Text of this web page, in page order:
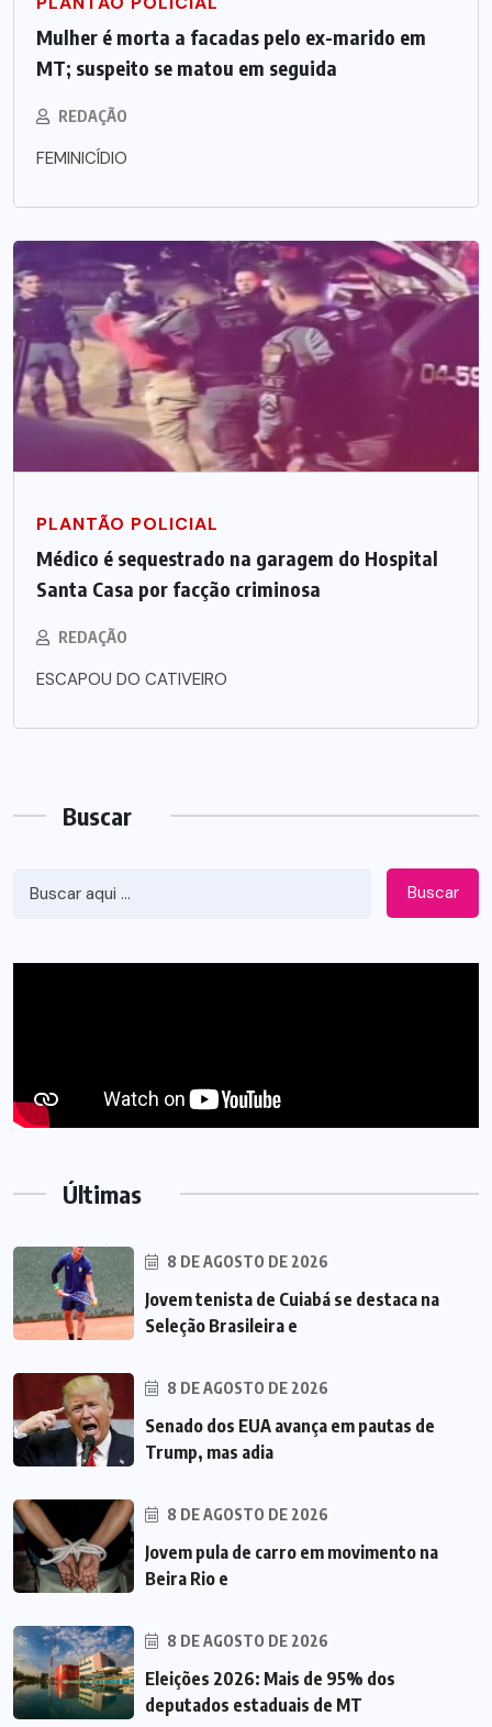
Mulher é morta a facadas pelo ex-marido em
MT; suspeito se matou em seguida
REDAÇÃO
FEMINICÍDIO
PLANTÃO POLICIAL
Médico é sequestrado na garagem do Hospital
Santa Casa por facção criminosa
REDAÇÃO
ESCAPOU DO CATIVEIRO
Buscar
Buscar
Últimas
8 DE AGOSTO DE 2026
Jovem tenista de Cuiabá se destaca na
Seleção Brasileira e
8 DE AGOSTO DE 2026
Senado dos EUA avança em pautas de
Trump, mas adia
8 DE AGOSTO DE 2026
Jovem pula de carro em movimento na
Beira Rio e
8 DE AGOSTO DE 2026
Eleições 2026: Mais de 95% dos
deputados estaduais de MT